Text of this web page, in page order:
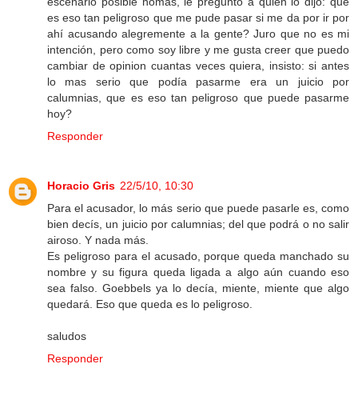
es eso tan peligroso que me pude pasar si me da por ir por
ahí acusando alegremente a la gente? Juro que no es mi
intención, pero como soy libre y me gusta creer que puedo
cambiar de opinion cuantas veces quiera, insisto: si antes
lo mas serio que podía pasarme era un juicio por
calumnias, que es eso tan peligroso que puede pasarme
hoy?
Responder
Horacio Gris 22/5/10, 10:30
Para el acusador, lo más serio que puede pasarle es, como
bien decís, un juicio por calumnias; del que podrá o no salir
airoso. Y nada más.
Es peligroso para el acusado, porque queda manchado su
nombre y su figura queda ligada a algo aún cuando eso
sea falso. Goebbels ya lo decía, miente, miente que algo
quedará. Eso que queda es lo peligroso.
saludos
Responder